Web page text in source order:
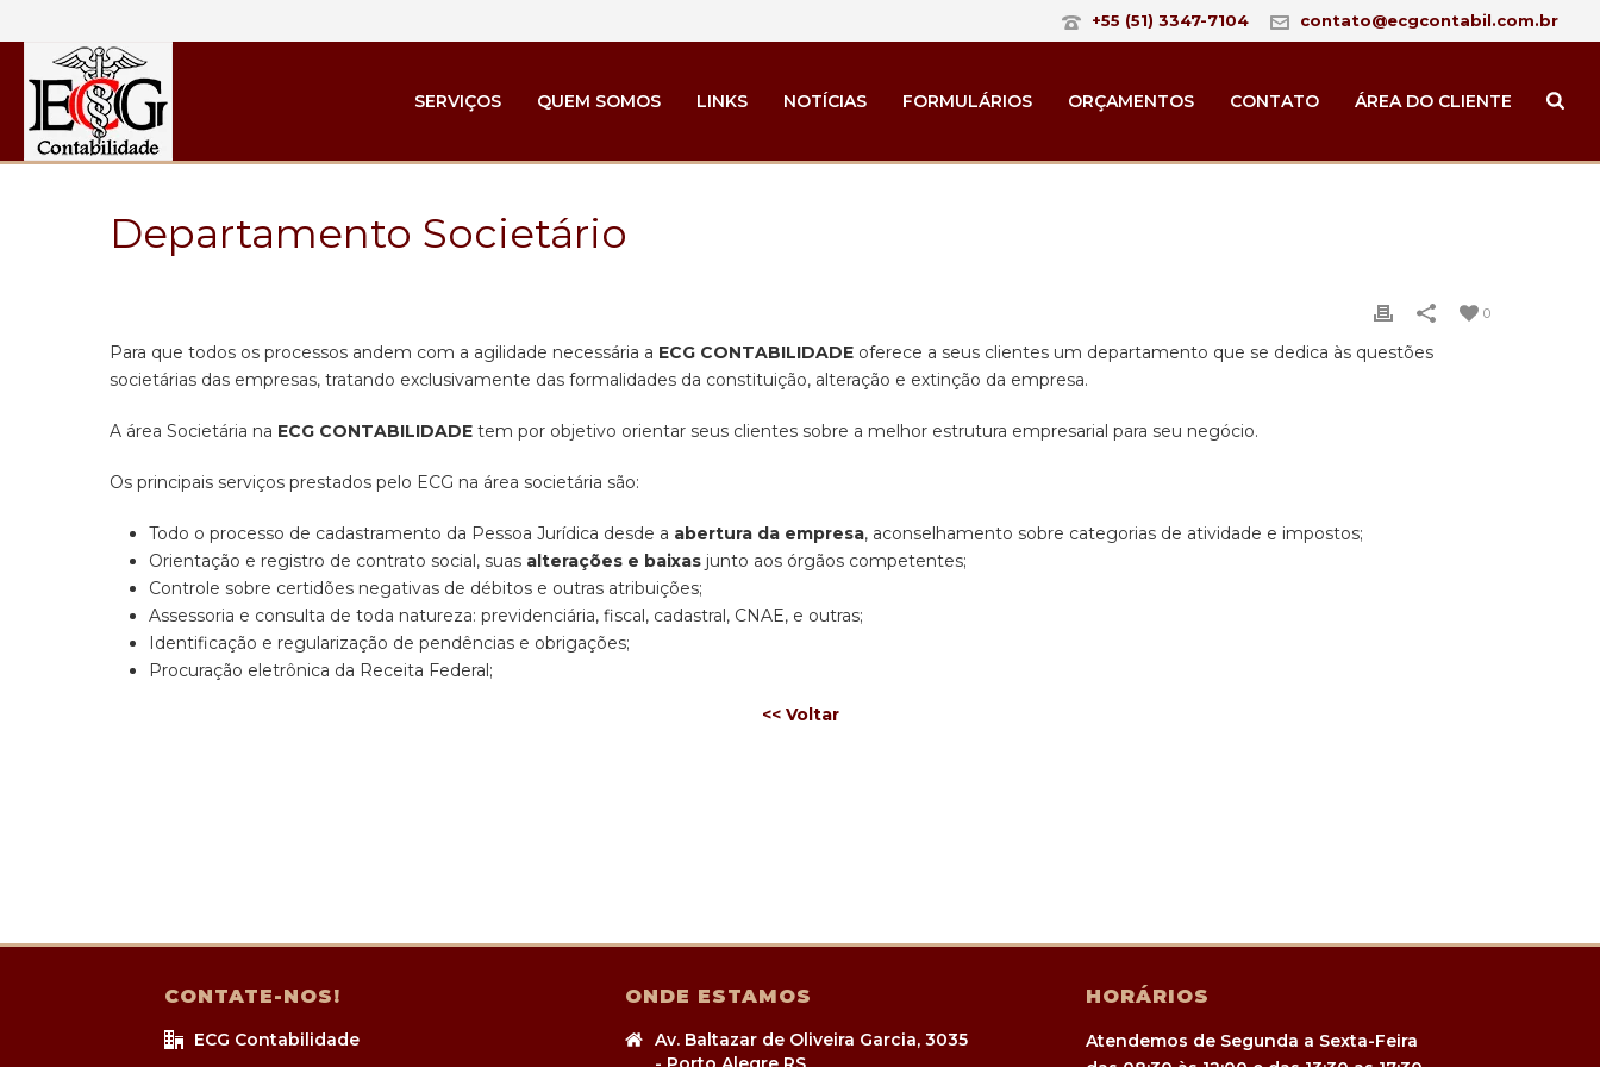
+55 (51) 3347-7104 contato@ecgcontabil.com.br
SERVIÇOS QUEM SOMOS LINKS NOTÍCIAS FORMULÁRIOS ORÇAMENTOS CONTATO ÁREA DO CLIENTE
Departamento Societário
0
Para que todos os processos andem com a agilidade necessária a ECG CONTABILIDADE oferece a seus clientes um departamento que se dedica às questões
societárias das empresas, tratando exclusivamente das formalidades da constituição, alteração e extinção da empresa.
A área Societária na ECG CONTABILIDADE tem por objetivo orientar seus clientes sobre a melhor estrutura empresarial para seu negócio.
Os principais serviços prestados pelo ECG na área societária são:
Todo o processo de cadastramento da Pessoa Jurídica desde a abertura da empresa, aconselhamento sobre categorias de atividade e impostos;
Orientação e registro de contrato social, suas alterações e baixasjunto aos órgãos competentes;
Controle sobre certidões negativas de débitos e outras atribuições;
Assessoria e consulta de toda natureza: previdenciária, fiscal, cadastral, CNAE, e outras;
Identificação e regularização de pendências e obrigações;
Procuração eletrônica da Receita Federal;
<< Voltar
CONTATE-NOS!
ECG Contabilidade
ONDE ESTAMOS
Av. Baltazar de Oliveira Garcia, 3035
HORÁRIOS
Atendemos de Segunda a Sexta-Feira